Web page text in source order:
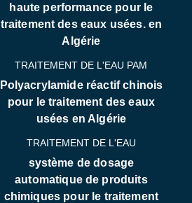
haute performance pour le
traitement des eaux usées. en
Algérie
TRAITEMENT DE L'EAU PAM
Polyacrylamide réactif chinois
pour le traitement des eaux
usées en Algérie
TRAITEMENT DE L'EAU
système de dosage
automatique de produits
chimiques pour le traitement